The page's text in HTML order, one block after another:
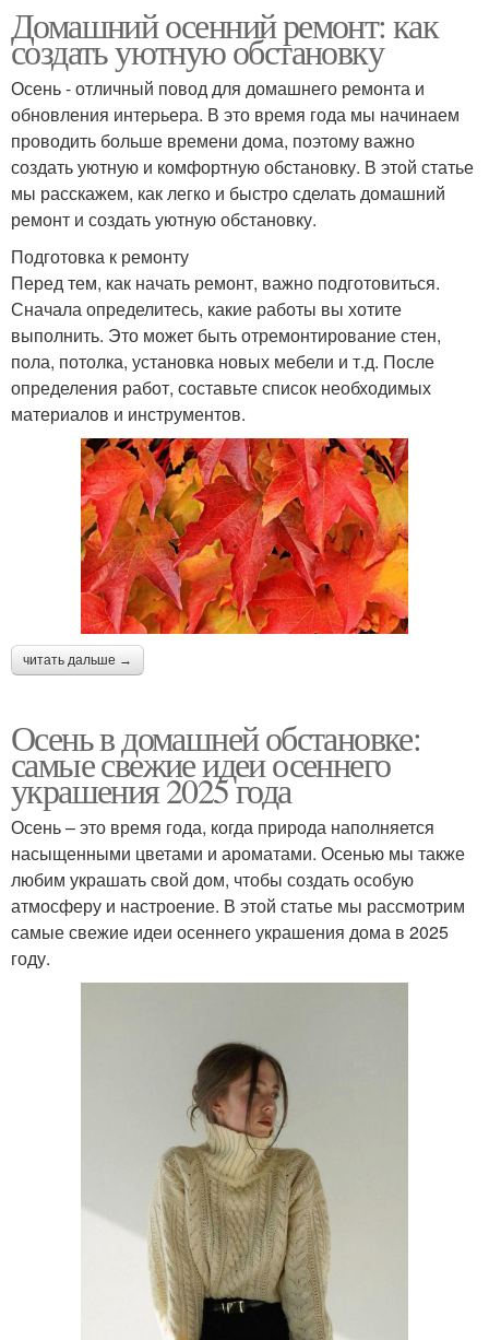
Домашний осенний ремонт: как
создать уютную обстановку
Осень - отличный повод для домашнего ремонта и
обновления интерьера. В это время года мы начинаем
проводить больше времени дома, поэтому важно
создать уютную и комфортную обстановку. В этой статье
мы расскажем, как легко и быстро сделать домашний
ремонт и создать уютную обстановку.
Подготовка к ремонту
Перед тем, как начать ремонт, важно подготовиться.
Сначала определитесь, какие работы вы хотите
выполнить. Это может быть отремонтирование стен,
пола, потолка, установка новых мебели и т.д. После
определения работ, составьте список необходимых
материалов и инструментов.
читать дальше →
Осень в домашней обстановке:
самые свежие идеи осеннего
украшения 2025 года
Осень – это время года, когда природа наполняется
насыщенными цветами и ароматами. Осенью мы также
любим украшать свой дом, чтобы создать особую
атмосферу и настроение. В этой статье мы рассмотрим
самые свежие идеи осеннего украшения дома в 2025
году.